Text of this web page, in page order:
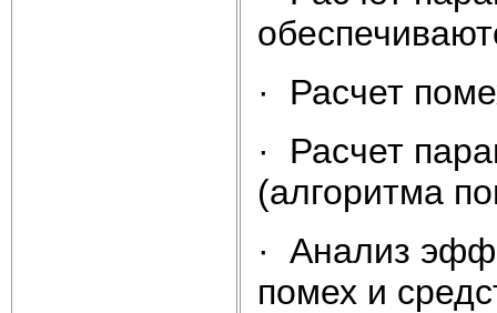
· Расчет
· Расчет
(алгоритма
· Анализ
помех и